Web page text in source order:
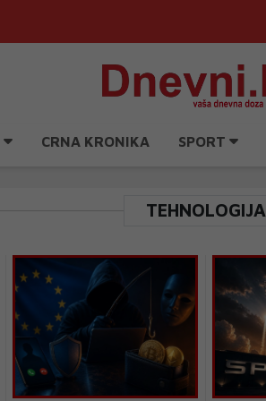
CRNA KRONIKA SPORT
TEHNOLOGIJA